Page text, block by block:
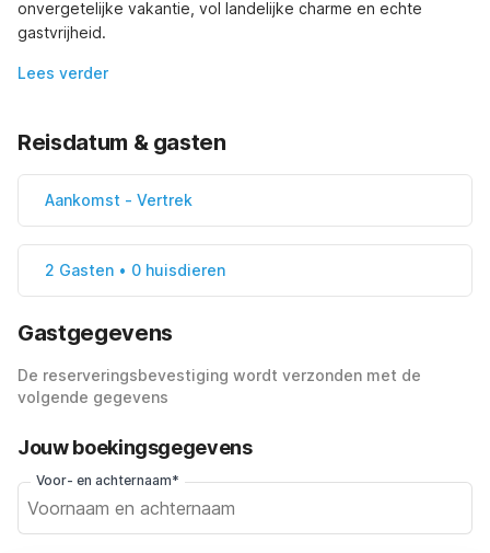
onvergetelijke vakantie, vol landelijke charme en echte
gastvrijheid.
Lees verder
Reisdatum & gasten
Aankomst - Vertrek
2 Gasten • 0 huisdieren
Gastgegevens
De reserveringsbevestiging wordt verzonden met de
volgende gegevens
Jouw boekingsgegevens
Voor- en achternaam*